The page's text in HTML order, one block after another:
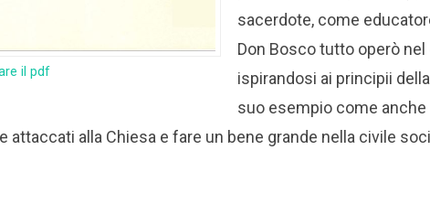
il pdf
sacerdote, come
Don Bosco tutto operò
ispirandosi ai principii
suo esempio come
attaccati alla Chiesa e fare un bene grande nella civile